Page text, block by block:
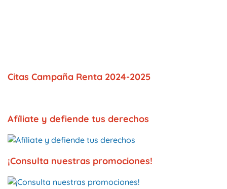
Citas Campaña Renta 2024-2025
Afíliate y defiende tus derechos
¡Consulta nuestras promociones!